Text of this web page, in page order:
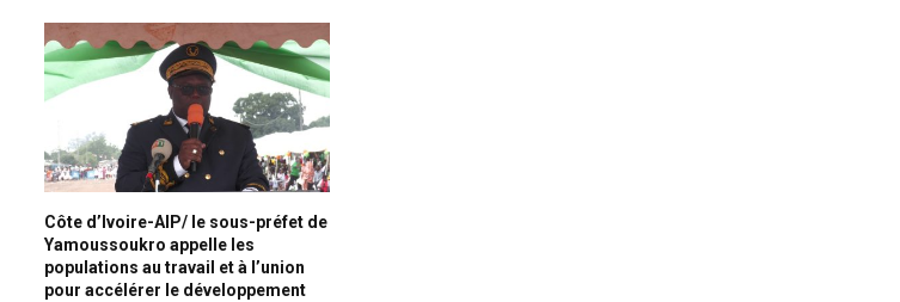
Côte d’Ivoire-AIP/ le sous-préfet de
Yamoussoukro appelle les
populations au travail et à l’union
pour accélérer le développement